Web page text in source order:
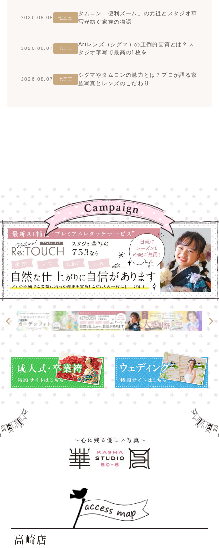
2026.08.08 七五三
タムロン「便利ズーム」の元祖とスタジオ華
写が紡ぐ家族の物語
2026.08.07 七五三
Artレンズ（シグマ）の圧倒的画質とは？ス
タジオ華写で最高の1枚を
2026.08.07 七五三
シグマやタムロンの魅力とは？プロが語る家
族写真とレンズのこだわり
高崎店
高崎店
大宮店
高崎店
大宮店